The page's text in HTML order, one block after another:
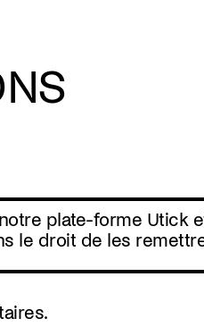
plate-forme Utick
le droit de les